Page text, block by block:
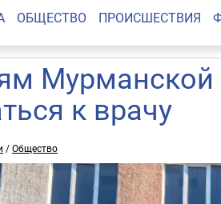
ОБЩЕСТВО ПРОИСШЕСТВИЯ
Мурманской
к врачу
/Общество